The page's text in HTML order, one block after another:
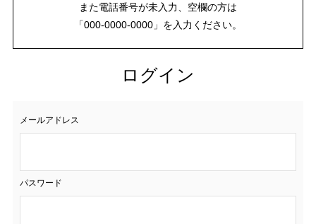
また電話番号が未入力、空欄の方は
「000-0000-0000」を入力ください。
ログイン
メールアドレス
パスワード